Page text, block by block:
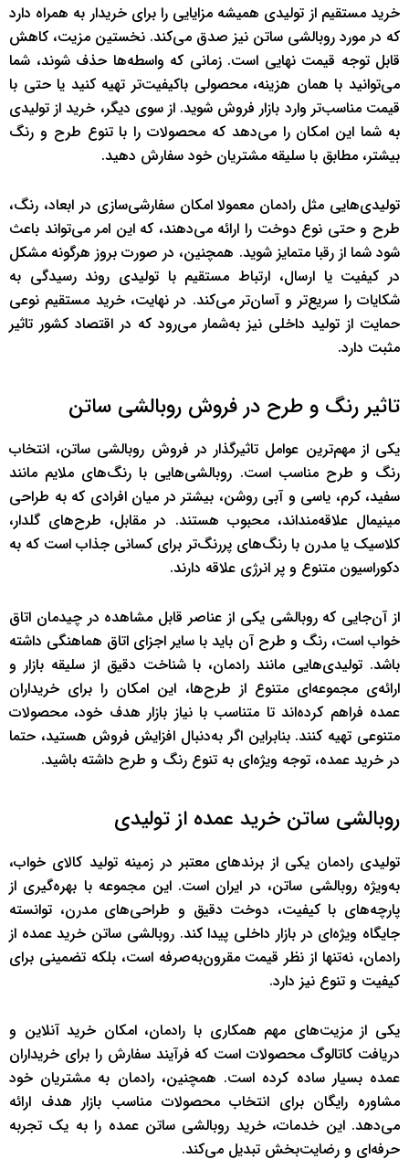
خرید مستقیم از تولیدی همیشه مزایایی را برای خریدار به همراه دارد
که در مورد روبالشی ساتن نیز صدق می‌کند. نخستین مزیت، کاهش
قابل توجه قیمت نهایی است. زمانی که واسطه‌ها حذف شوند، شما
می‌توانید با همان هزینه، محصولی باکیفیت‌تر تهیه کنید یا حتی با
قیمت مناسب‌تر وارد بازار فروش شوید. از سوی دیگر، خرید از تولیدی
به شما این امکان را می‌دهد که محصولات را با تنوع طرح و رنگ
بیشتر، مطابق با سلیقه مشتریان خود سفارش دهید.
تولیدی‌هایی مثل رادمان معمولا امکان سفارشی‌سازی در ابعاد، رنگ،
طرح و حتی نوع دوخت را ارائه می‌دهند، که این امر می‌تواند باعث
شود شما از رقبا متمایز شوید. همچنین، در صورت بروز هرگونه مشکل
در کیفیت یا ارسال، ارتباط مستقیم با تولیدی روند رسیدگی به
شکایات را سریع‌تر و آسان‌تر می‌کند. در نهایت، خرید مستقیم نوعی
حمایت از تولید داخلی نیز به‌شمار می‌رود که در اقتصاد کشور تاثیر
مثبت دارد.
تاثیر رنگ و طرح در فروش روبالشی ساتن
یکی از مهم‌ترین عوامل تاثیرگذار در فروش روبالشی ساتن، انتخاب
رنگ و طرح مناسب است. روبالشی‌هایی با رنگ‌های ملایم مانند
سفید، کرم، یاسی و آبی روشن، بیشتر در میان افرادی که به طراحی
مینیمال علاقه‌منداند، محبوب هستند. در مقابل، طرح‌های گلدار،
کلاسیک یا مدرن با رنگ‌های پررنگ‌تر برای کسانی جذاب است که به
دکوراسیون متنوع و پر انرژی علاقه دارند.
از آن‌جایی که روبالشی یکی از عناصر قابل مشاهده در چیدمان اتاق
خواب است، رنگ و طرح آن باید با سایر اجزای اتاق هماهنگی داشته
باشد. تولیدی‌هایی مانند رادمان، با شناخت دقیق از سلیقه بازار و
ارائه‌ی مجموعه‌ای متنوع از طرح‌ها، این امکان را برای خریداران
عمده فراهم کرده‌اند تا متناسب با نیاز بازار هدف خود، محصولات
متنوعی تهیه کنند. بنابراین اگر به‌دنبال افزایش فروش هستید، حتما
در خرید عمده، توجه ویژه‌ای به تنوع رنگ و طرح داشته باشید.
روبالشی ساتن خرید عمده از تولیدی
تولیدی رادمان یکی از برندهای معتبر در زمینه تولید کالای خواب،
به‌ویژه روبالشی ساتن، در ایران است. این مجموعه با بهره‌گیری از
پارچه‌های با کیفیت، دوخت دقیق و طراحی‌های مدرن، توانسته
جایگاه ویژه‌ای در بازار داخلی پیدا کند. روبالشی ساتن خرید عمده از
رادمان، نه‌تنها از نظر قیمت مقرون‌به‌صرفه است، بلکه تضمینی برای
کیفیت و تنوع نیز دارد.
یکی از مزیت‌های مهم همکاری با رادمان، امکان خرید آنلاین و
دریافت کاتالوگ محصولات است که فرآیند سفارش را برای خریداران
عمده بسیار ساده کرده است. همچنین، رادمان به مشتریان خود
مشاوره رایگان برای انتخاب محصولات مناسب بازار هدف ارائه
می‌دهد. این خدمات، خرید روبالشی ساتن عمده را به یک تجربه
حرفه‌ای و رضایت‌بخش تبدیل می‌کند.